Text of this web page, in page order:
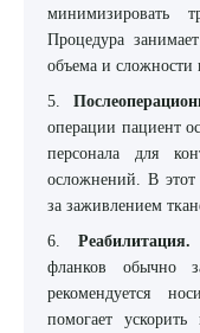
минимизировать
Процедура
объема и сложности
5.
операции пациент
персонала для
осложнений. В этот
за заживлением
6. Реабилитация.
фланков обычно
рекомендуется
помогает